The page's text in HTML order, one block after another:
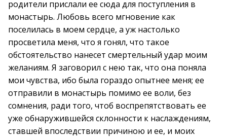
родители прислали ее сюда для поступления в
монастырь. Любовь всего мгновение как
поселилась в моем сердце, а уж настолько
просветила меня, что я гонял, что такое
обстоятельство нанесет смертельный удар моим
желаниям. Я заговорил с нею так, что она поняла
мои чувства, ибо была гораздо опытнее меня; ее
отправили в монастырь помимо ее воли, без
сомнения, ради того, чтоб воспрепятствовать ее
уже обнаружившейся склонности к наслаждениям,
ставшей впоследствии причиною и ее, и моих